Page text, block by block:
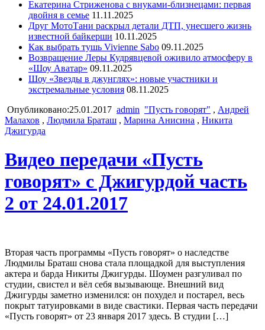
Екатерина Стриженова с внуками-близнецами: первая
двойня в семье 11.11.2025
Друг МотоТани раскрыл детали ДТП, унесшего жизнь
известной байкерши 10.11.2025
Как выбрать тушь Vivienne Sabo 09.11.2025
Возвращение Леры Кудрявцевой оживило атмосферу в
«Шоу Аватар» 09.11.2025
Шоу «Звезды в джунглях»: новые участники и
экстремальные условия 08.11.2025
Опубликовано:25.01.2017 admin "Пусть говорят" , Андрей
Малахов , Людмила Браташ , Марина Анисина , Никита
Джигурда
Видео передачи «Пусть
говорят» с Джигурдой часть
2 от 24.01.2017
Вторая часть программы «Пусть говорят» о наследстве
Людмилы Браташ снова стала площадкой для выступления
актера и барда Никиты Джигурды. Шоумен разгуливал по
студии, свистел и вёл себя вызывающе. Внешний вид
Джигурды заметно изменился: он похудел и постарел, весь
покрыт татуировками в виде свастики. Первая часть передачи
«Пусть говорят» от 23 января 2017 здесь. В студии […]